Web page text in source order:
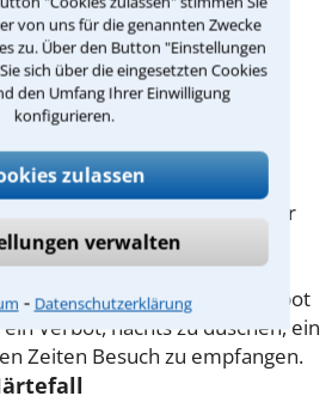
von uns für die genannten Zwecke
zu. Über den Button "Einstellungen
sich über die eingesetzten Cookies
den Umfang Ihrer Einwilligung
konfigurieren.
zulassen
verwalten
⁃ Datenschutzerklärung
soll, muss zuvor meist
stattgefunden haben.
Mietvertrag - genauer
den Mietvertrag sind bei
weil die
unwirksam war. Hier
einen auf dasMietrecht
mit der Prüfung zu
ist z.B. ein pauschales Verbot
Verbot, nachts zu duschen, ein
Zeiten Besuch zu empfangen.